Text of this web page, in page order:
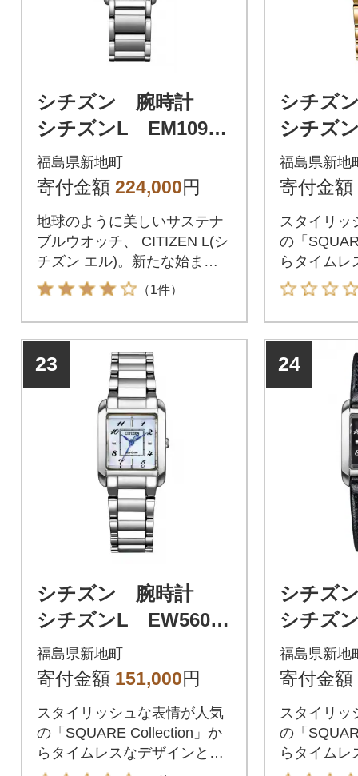
シチズン 腕時計
シチズンL EM1090-
60D 替えバンド付き
福島県新地町
寄付金額 224,000円
地球のように美しいサステナ
ブルウオッチ、 CITIZEN L(シ
チズン エル)。新たな始まり
を告げる日の出をモチーフに
したモデルが登場。
（1件）
シチ
シチズ
89Y
福島県新地
寄付金額
スタイリッ
の「
らタイムレ
やすさにこ
登場。
23
シチズン 腕時計
シチズンL EW5600-
87D
福島県新地町
寄付金額 151,000円
スタイリッシュな表情が人気
の「SQUARE Collection」か
らタイムレスなデザインと見
24
シチ
シチズ
10E
福島県新地
寄付金額
スタイリッ
の「
らタイムレ